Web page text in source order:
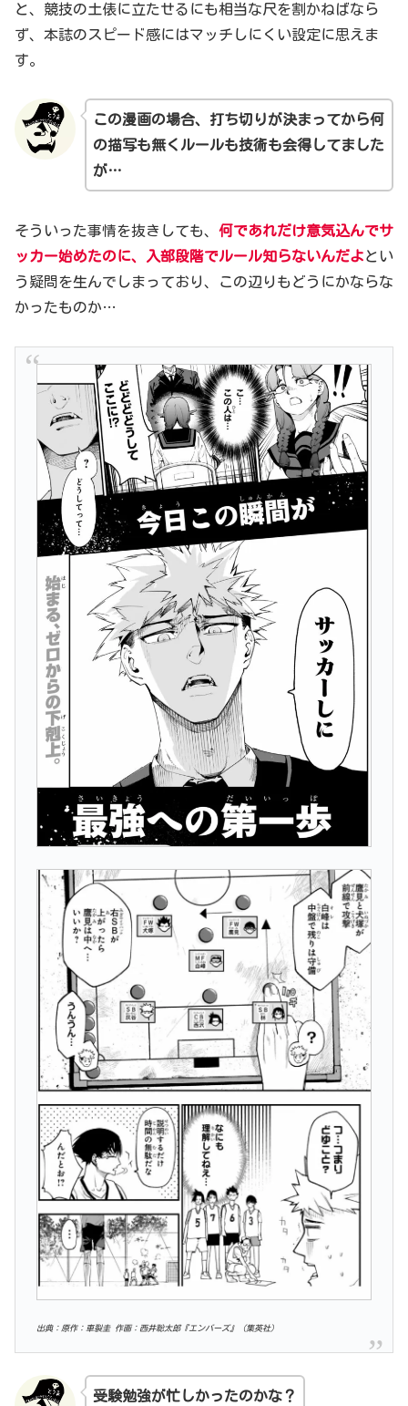
と、競技の土俵に立たせるにも相当な尺を割かねばなら
ず、本誌のスピード感にはマッチしにくい設定に思えま
す。
この漫画の場合、打ち切りが決まってから何
の描写も無くルールも技術も会得してました
が…
そういった事情を抜きしても、 何であれだけ意気込んでサ
ッカー始めたのに、入部段階でルール知らないんだよとい
う疑問を生んでしまっており、この辺りもどうにかならな
かったものか…
出典：原作：車裂圭 作画：西井聡太郎『エンバーズ』（集英社）
受験勉強が忙しかったのかな？